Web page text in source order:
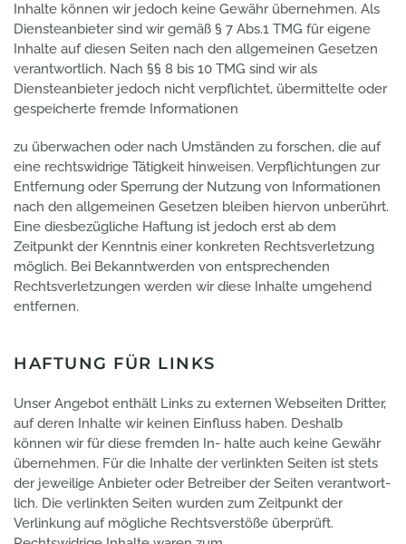
Inhalte können wir jedoch keine Gewähr übernehmen. Als
Diensteanbieter sind wir gemäß § 7 Abs.1 TMG für eigene
Inhalte auf diesen Seiten nach den allgemeinen Gesetzen
verantwortlich. Nach §§ 8 bis 10 TMG sind wir als
Diensteanbieter jedoch nicht verpflichtet, übermittelte oder
gespeicherte fremde Informationen
zu überwachen oder nach Umständen zu forschen, die auf
eine rechtswidrige Tätigkeit hinweisen. Verpflichtungen zur
Entfernung oder Sperrung der Nutzung von Informationen
nach den allgemeinen Gesetzen bleiben hiervon unberührt.
Eine diesbezügliche Haftung ist jedoch erst ab dem
Zeitpunkt der Kenntnis einer konkreten Rechtsverletzung
möglich. Bei Bekanntwerden von entsprechenden
Rechtsverletzungen werden wir diese Inhalte umgehend
entfernen.
HAFTUNG FÜR LINKS
Unser Angebot enthält Links zu externen Webseiten Dritter,
auf deren Inhalte wir keinen Einfluss haben. Deshalb
können wir für diese fremden In- halte auch keine Gewähr
übernehmen. Für die Inhalte der verlinkten Seiten ist stets
der jeweilige Anbieter oder Betreiber der Seiten verantwort-
lich. Die verlinkten Seiten wurden zum Zeitpunkt der
Verlinkung auf mögliche Rechtsverstöße überprüft.